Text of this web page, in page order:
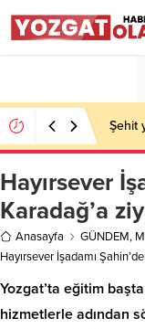
Şehit
Hayırsever
Karadağ’a
Anasayfa GÜNDEM,
Hayırsever İşadamı
Yozgat’ta eğitim
hizmetlerle adından